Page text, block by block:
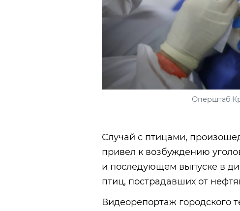
Оперштаб
Случай с птицами,
привел к возбуждению
и последующем выпуске в
птиц, пострадавших от
Видеорепортаж городского